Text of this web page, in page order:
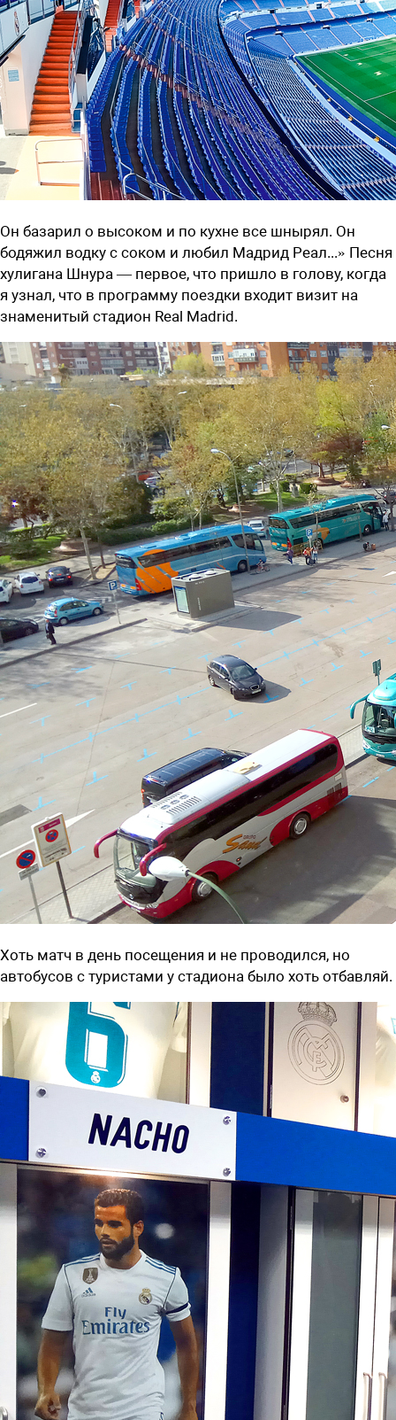
Он базарил о высоком и по кухне все шнырял. Он
бодяжил водку с соком и любил Мадрид Реал...» Песня
хулигана Шнура — первое, что пришло в голову, когда
я узнал, что в программу поездки входит визит на
знаменитый стадион Real Madrid.
Хоть матч в день посещения и не проводился, но
автобусов с туристами у стадиона было хоть отбавляй.